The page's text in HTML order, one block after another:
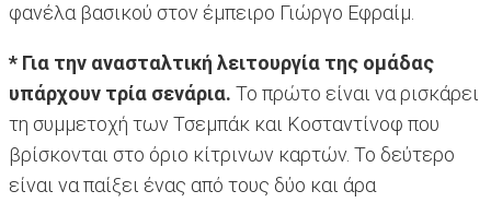
φανέλα βασικού στον έμπειρο Γιώργο Εφραίμ.
* Για την ανασταλτική λειτουργία της ομάδας
υπάρχουν τρία σενάρια. Το πρώτο είναι να ρισκάρει
τη συμμετοχή των Τσεμπάκ και Κοσταντίνοφ που
βρίσκονται στο όριο κίτρινων καρτών. Το δεύτερο
είναι να παίξει ένας από τους δύο και άρα